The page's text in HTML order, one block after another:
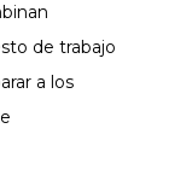
de trabajo
a los